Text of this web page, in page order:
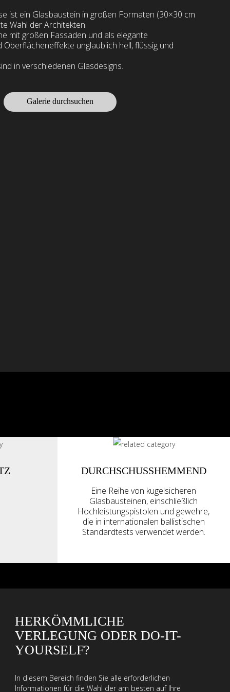
ist ein Glasbaustein in großen Formaten (30×30 cm
Wahl der Architekten.
mit großen Fassaden und als elegante
Oberflächeneffekte unglaublich hell, flüssig und
in verschiedenen Glasdesigns.
Galerie durchsuchen
DURCHSCHUSSHEMMEND
Eine Reihe von kugelsicheren
Glasbausteinen, einschließlich
Hochleistungspistolen und gewehre,
die in internationalen ballistischen
Standardtests verwendet werden.
HERKÖMMLICHE
VERLEGUNG ODER DO-IT-
YOURSELF?
In diesem Bereich finden Sie alle erforderlichen
Informationen für die Wahl der am besten auf Ihre